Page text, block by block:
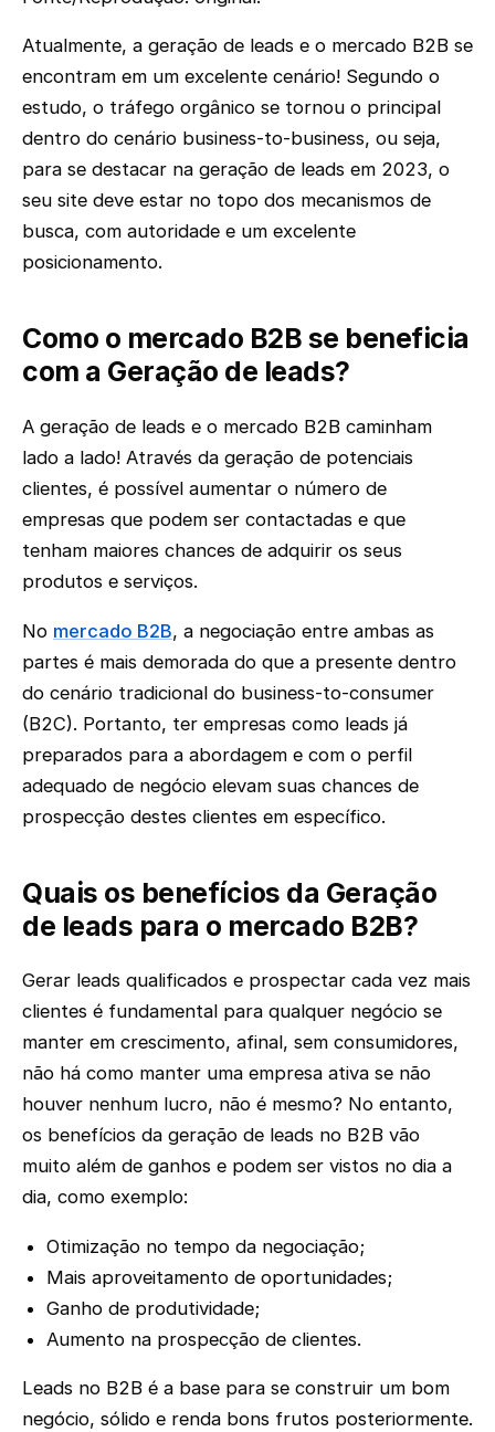
Atualmente, a geração de leads e o mercado B2B se
encontram em um excelente cenário! Segundo o
estudo, o tráfego orgânico se tornou o principal
dentro do cenário business-to-business, ou seja,
para se destacar na geração de leads em 2023, o
seu site deve estar no topo dos mecanismos de
busca, com autoridade e um excelente
posicionamento.
Como o mercado B2B se beneficia
com a Geração de leads?
A geração de leads e o mercado B2B caminham
lado a lado! Através da geração de potenciais
clientes, é possível aumentar o número de
empresas que podem ser contactadas e que
tenham maiores chances de adquirir os seus
produtos e serviços.
No mercado B2B, a negociação entre ambas as
partes é mais demorada do que a presente dentro
do cenário tradicional do business-to-consumer
(B2C). Portanto, ter empresas como leads já
preparados para a abordagem e com o perfil
adequado de negócio elevam suas chances de
prospecção destes clientes em específico.
Quais os benefícios da Geração
de leads para o mercado B2B?
Gerar leads qualificados e prospectar cada vez mais
clientes é fundamental para qualquer negócio se
manter em crescimento, afinal, sem consumidores,
não há como manter uma empresa ativa se não
houver nenhum lucro, não é mesmo? No entanto,
os benefícios da geração de leads no B2B vão
muito além de ganhos e podem ser vistos no dia a
dia, como exemplo:
Otimização no tempo da negociação;
Mais aproveitamento de oportunidades;
Ganho de produtividade;
Aumento na prospecção de clientes.
Leads no B2B é a base para se construir um bom
negócio, sólido e renda bons frutos posteriormente.